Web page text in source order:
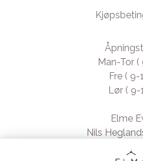
Man-Tor (
Fre ( 9-
Lør ( 9-
Elme
Nils
4735 Evje,